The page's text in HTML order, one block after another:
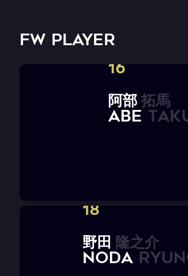
FW PLAYER
16
阿部拓馬
ABE Tak
18
野田 隆之介
NODA RYUN